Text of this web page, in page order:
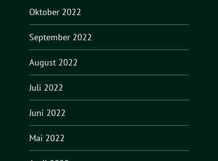
Oktober 2022
September 2022
August 2022
Juli 2022
Juni 2022
Mai 2022